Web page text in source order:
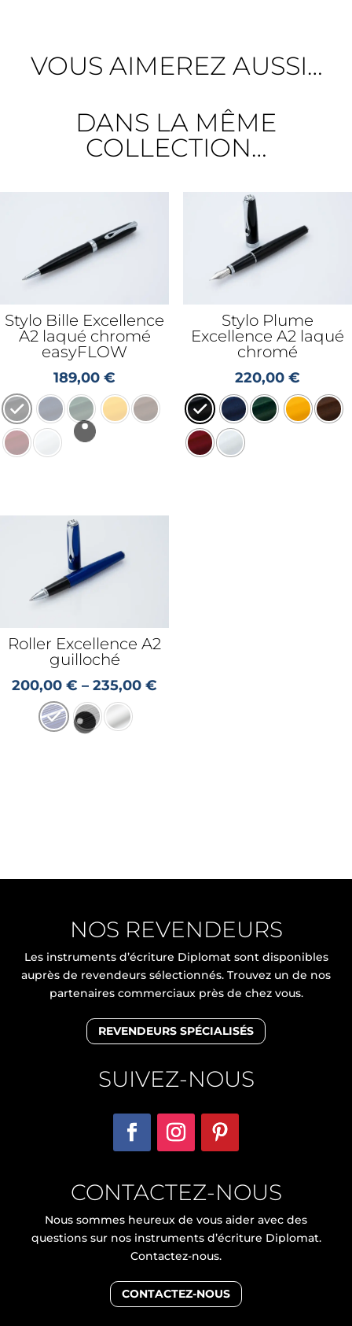
VOUS AIMEREZ AUSSI…
DANS LA MÊME
COLLECTION…
Stylo Bille Excellence
A2 laqué chromé
easyFLOW
189,00€
Stylo Plume
Excellence A2 laqué
chromé
220,00 €
Roller Excellence A2
guilloché
200,00€ –235,00€
NOS REVENDEURS
Les instruments d’écriture Diplomat sont disponibles
auprès de revendeurs sélectionnés. Trouvez un de nos
partenaires commerciaux près de chez vous.
REVENDEURS SPÉCIALISÉS
SUIVEZ-NOUS
CONTACTEZ-NOUS
Nous sommes heureux de vous aider avec des
questions sur nos instruments d’écriture Diplomat.
Contactez-nous.
CONTACTEZ-NOUS